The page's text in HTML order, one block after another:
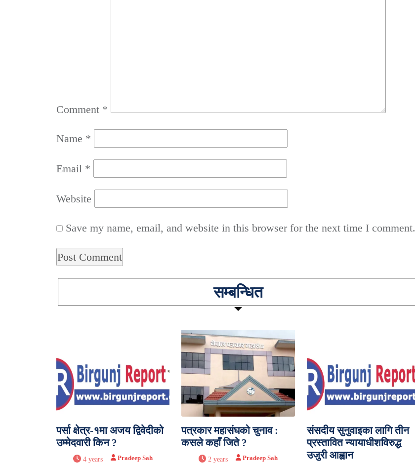
Comment *
Name *
Email *
Website
Save my name, email, and website in this browser for the next time I comment.
सम्बन्धित
पर्सा क्षेत्र-१मा अजय द्विवेदीको
उम्मेदवारी किन ?
4 years Pradeep Sah
पत्रकार महासंघको चुनाव :
कसले कहाँ जिते ?
2 years Pradeep Sah
संसदीय सुनुवाइका लागि तीन
प्रस्तावित न्यायाधीशविरुद्ध
उजुरी आह्वान